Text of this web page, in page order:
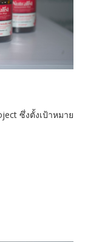
ซึ่งตั้งเป้าหมาย